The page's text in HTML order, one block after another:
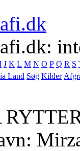
J K L M N O P Q R S
Land Søg Kilder